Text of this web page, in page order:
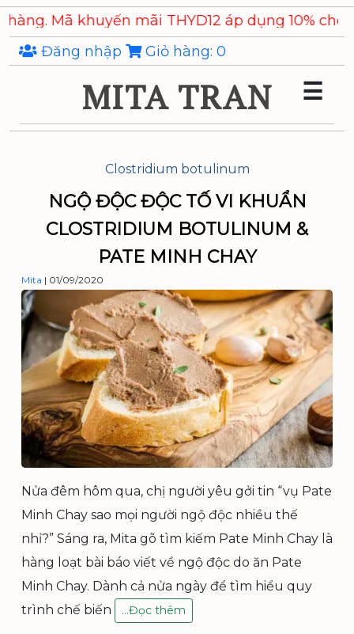
Skip
to
the
content
mãi THYD12 áp dụng 10% cho các sản
Đăng nhập
Giỏ hàng: 0
MITA TRAN ☰
Clostridium botulinum
NGỘ ĐỘC ĐỘC TỐ VI KHUẨN
CLOSTRIDIUM BOTULINUM &
PATE MINH CHAY
Mita | 01/09/2020
Nửa đêm hôm qua, chị người yêu gởi tin “vụ Pate
Minh Chay sao mọi người ngộ độc nhiều thế
nhỉ?” Sáng ra, Mita gõ tìm kiếm Pate Minh Chay là
hàng loạt bài báo viết về ngộ độc do ăn Pate
Minh Chay. Dành cả nửa ngày để tìm hiểu quy
trình chế biến
…N
G
Đọc thêm